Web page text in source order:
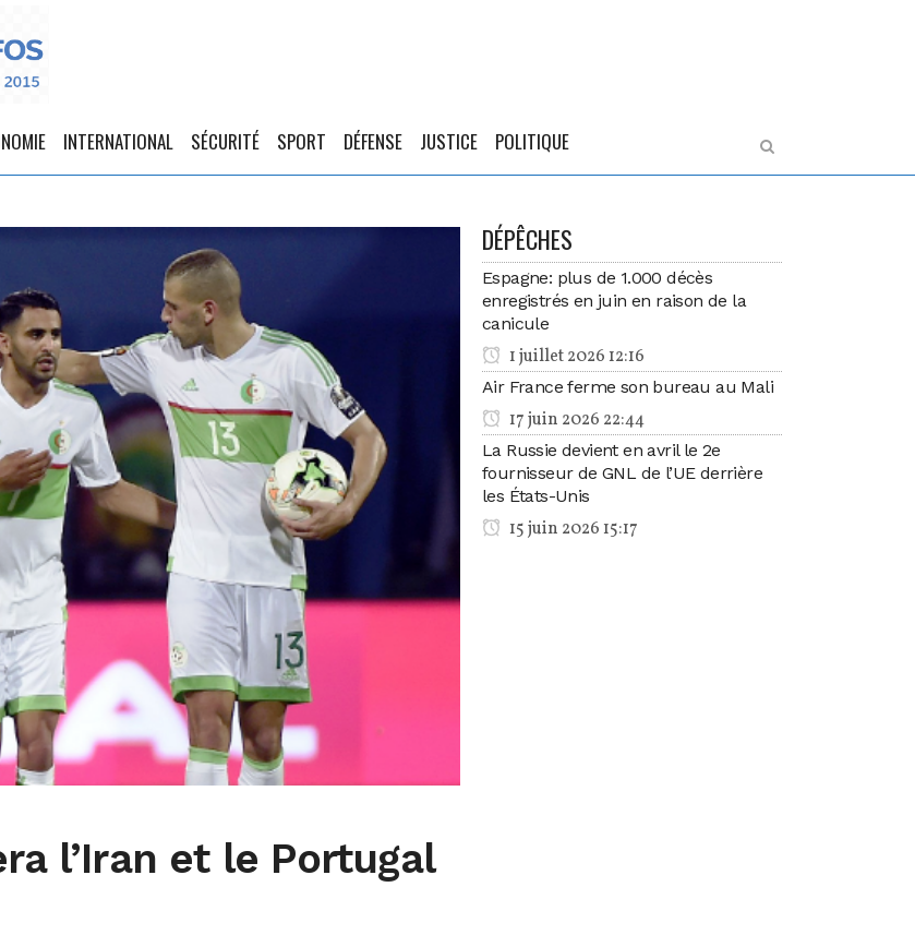
INTERNATIONAL SÉCURITÉ SPORT DÉFENSE JUSTICE POLITIQUE
l’Iran et le Portugal
DÉPÊCHES
Espagne: plus de 1.000 décès
enregistrés en juin en raison de la
canicule
1 juillet 2026 12:16
Air France ferme son bureau au Mali
17 juin 2026 22:44
La Russie devient en avril le 2e
fournisseur de GNL de l’UE derrière
les États-Unis
15 juin 2026 15:17